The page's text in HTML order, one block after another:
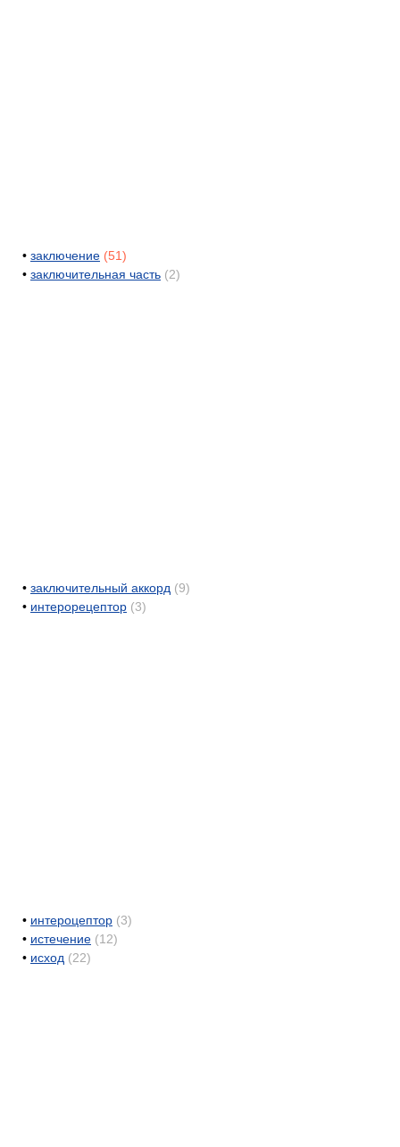
• заключение (51)
• заключительная часть (2)
• заключительный аккорд (9)
• интерорецептор (3)
• интероцептор (3)
• истечение (12)
• исход (22)